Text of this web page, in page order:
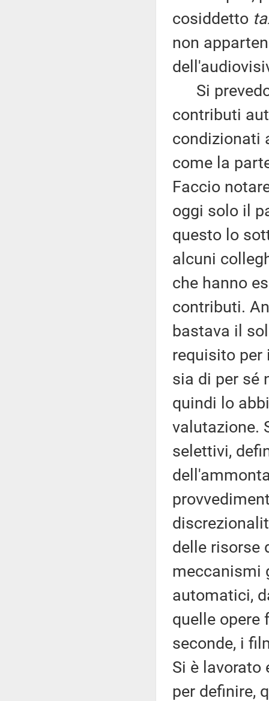
cosiddetto
non
Si
contributi
condizionati
come la
Faccio
oggi solo il
questo lo
alcuni
che hanno
contributi.
bastava il
requisito
sia di per sé
quindi lo
valutazione.
selettivi,
delle risorse
meccanismi
automatici,
quelle opere
seconde, i
Si è
per definire,